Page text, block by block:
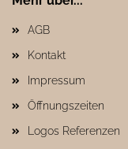
AGB
Kontakt
Impressum
Öffnungszeiten
Logos Referenzen